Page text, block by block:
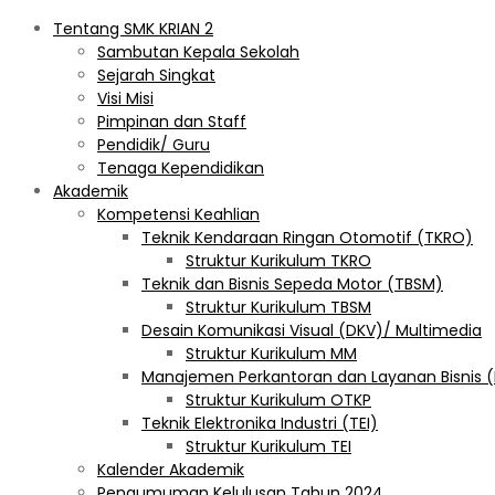
Tentang SMK KRIAN 2
Sambutan Kepala Sekolah
Sejarah Singkat
Visi Misi
Pimpinan dan Staff
Pendidik/ Guru
Tenaga Kependidikan
Akademik
Kompetensi Keahlian
Teknik Kendaraan Ringan Otomotif (TKRO)
Struktur Kurikulum TKRO
Teknik dan Bisnis Sepeda Motor (TBSM)
Struktur Kurikulum TBSM
Desain Komunikasi Visual (DKV)/ Multimedia
Struktur Kurikulum MM
Manajemen Perkantoran dan Layanan Bisnis
Struktur Kurikulum OTKP
Teknik Elektronika Industri (TEI)
Struktur Kurikulum TEI
Kalender Akademik